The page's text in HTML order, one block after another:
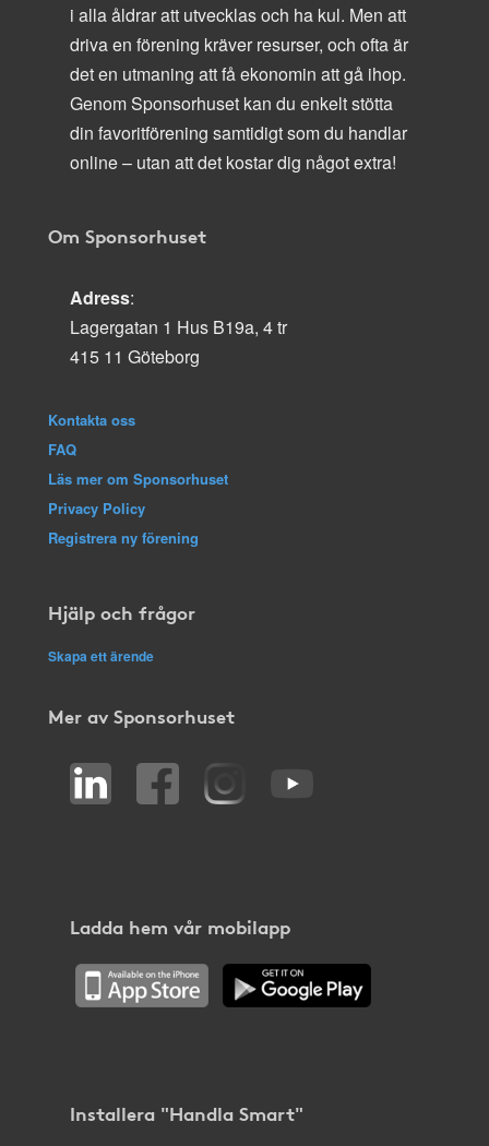
i alla åldrar att utvecklas och ha kul. Men att
driva en förening kräver resurser, och ofta är
det en utmaning att få ekonomin att gå ihop.
Genom Sponsorhuset kan du enkelt stötta
din favoritförening samtidigt som du handlar
online – utan att det kostar dig något extra!
Om Sponsorhuset
Adress:
Lagergatan 1 Hus B19a, 4 tr
415 11 Göteborg
Kontakta oss
FAQ
Läs mer om Sponsorhuset
Privacy Policy
Registrera ny förening
Hjälp och frågor
Skapa ett ärende
Mer av Sponsorhuset
Ladda hem vår mobilapp
Installera "Handla Smart"